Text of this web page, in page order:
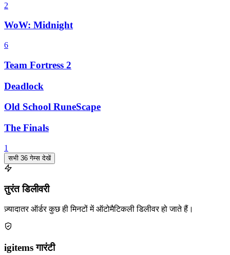
2
WoW: Midnight
6
Team Fortress 2
Deadlock
Old School RuneScape
The Finals
1
सभी 36 गेम्स देखें
तुरंत डिलीवरी
ज़्यादातर ऑर्डर कुछ ही मिनटों में ऑटोमैटिकली डिलीवर हो जाते हैं।
igitems गारंटी